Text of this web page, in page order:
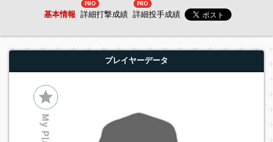
基本情報
PRO
詳細打撃成績
PRO
詳細投手成績
プレイヤーデータ